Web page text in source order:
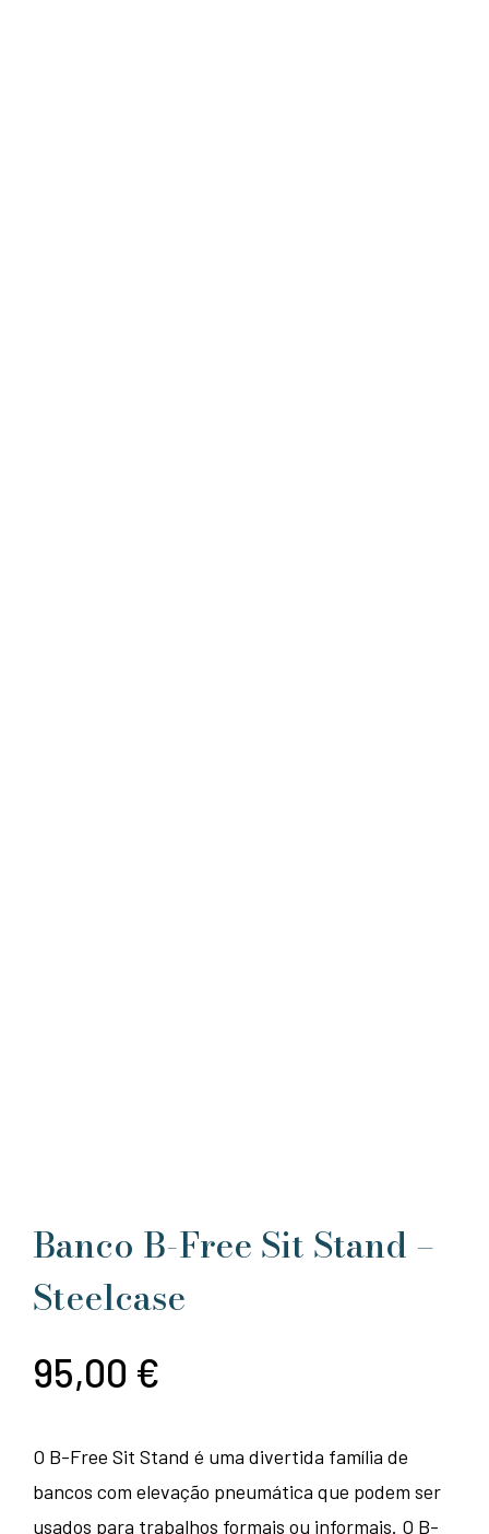
Banco B-Free Sit Stand –
Steelcase
95,00 €
O B-Free Sit Stand é uma divertida família de
bancos com elevação pneumática que podem ser
usados para trabalhos formais ou informais. O B-